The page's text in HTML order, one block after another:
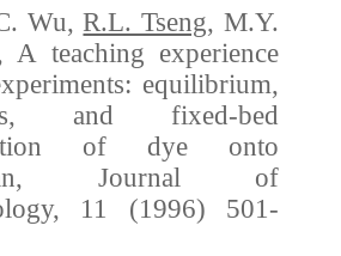
Wu,R.L. Tseng, M.Y.
A teaching experience
equilibrium,
and fixed-bed
of dye onto
Journal of
11 (1996) 501-